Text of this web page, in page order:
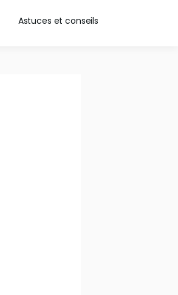
Astuces et conseils